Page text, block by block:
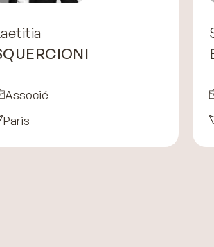
Associé
Paris